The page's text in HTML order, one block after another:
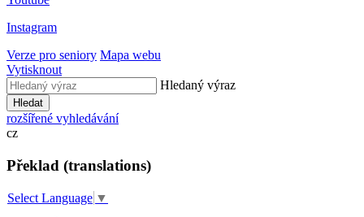
Instagram
Verze pro seniory Mapa webu
Vytisknout
Hledaný výraz
Hledat
rozšířené vyhledávání
cz
Překlad (translations)
Select Language ▼